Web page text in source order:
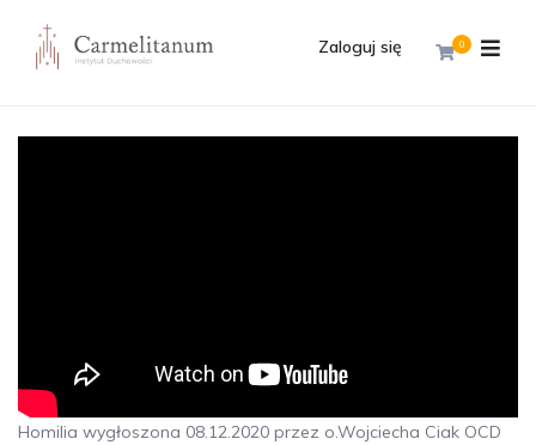
0
Zaloguj się
Homilia wygłoszona 08.12.2020 przez o.Wojciecha Ciak OCD